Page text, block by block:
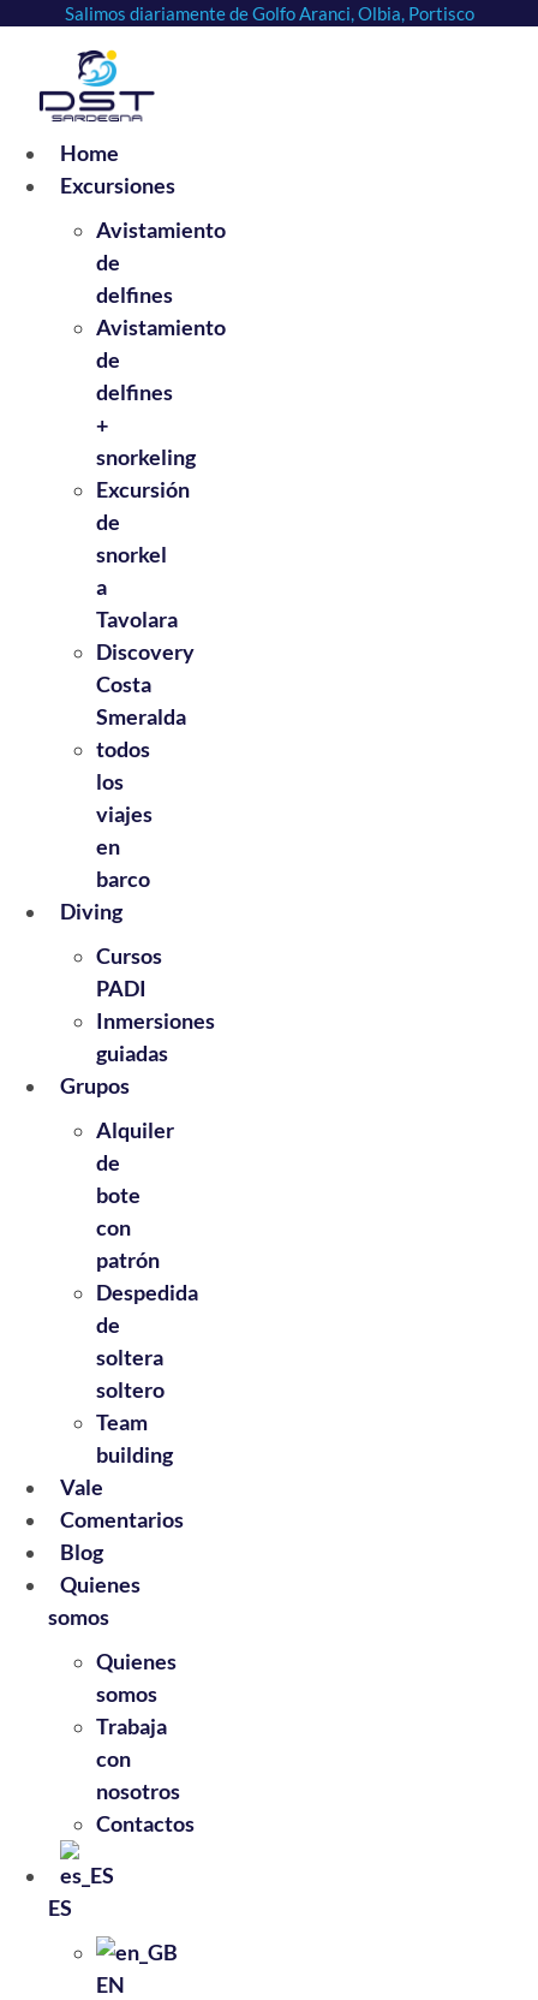
contenido
Salimos diariamente de Golfo Aranci, Olbia, Portisco
Home
Excursiones
Avistamiento
de
delfines
Avistamiento
de
delfines
+
snorkeling
Excursión
de
snorkel
a
Tavolara
Discovery
Costa
Smeralda
todos
los
viajes
en
barco
Diving
Cursos
PADI
Inmersiones
guiadas
Grupos
Alquiler
de
bote
con
patrón
Despedida
de
soltera
soltero
Team
building
Vale
Comentarios
Blog
Quienes
somos
Quienes
somos
Trabaja
con
nosotros
Contactos
ES
EN